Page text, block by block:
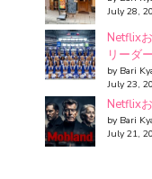
July 28,
Netflix
リーダ
by Bari
July 23,
Netflix
by Bari
July 21,